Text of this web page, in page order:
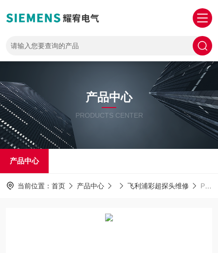
产品中心
PRODUCTS CENTER
产品中心
当前位置： 首页 产品中心 飞利浦彩超探头维修 PHILIPS探头维修飞利浦小器官探头主机不识别探头无法使用